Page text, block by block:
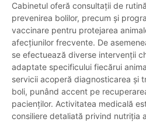
Cabinetul oferă consultații de
prevenirea bolilor, precum și
vaccinare pentru protejarea
afecțiunilor frecvente. De
se efectuează diverse intervenții
adaptate specificului fiecărui
servicii acoperă diagnosticarea și
boli, punând accent pe
pacienților. Activitatea medicală
consiliere detaliată privind nutriția